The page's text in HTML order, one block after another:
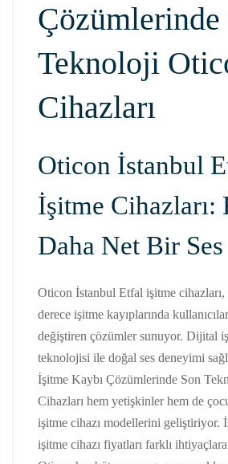
Çözümlerinde
Teknoloji
Cihazları
Oticon İstanbul
İşitme Cihazları:
Daha Net Bir Ses
Oticon İstanbul Etfal işitme
derece işitme kayıplarında
değiştiren çözümler sunuyor. Dijital
teknolojisi ile doğal ses deneyimi
İşitme Kaybı Çözümlerinde Son
Cihazları hem yetişkinler hem de
işitme cihazı modellerini geliştiriyor.
işitme cihazı fiyatları farklı